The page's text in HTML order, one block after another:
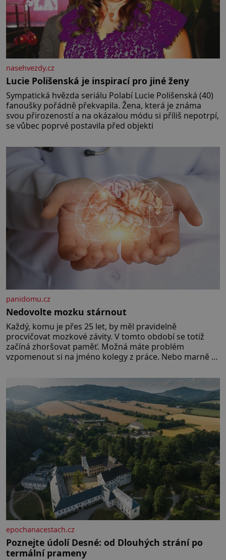
nasehvezdy.cz
Lucie Polišenská je inspirací pro jiné ženy
Sympatická hvězda seriálu Polabí Lucie Polišenská (40)
fanoušky pořádně překvapila. Žena, která je známa
svou přirozeností a na okázalou módu si příliš nepotrpí,
se vůbec poprvé postavila před objekti
panidomu.cz
Nedovolte mozku stárnout
Každý, komu je přes 25 let, by měl pravidelně
procvičovat mozkové závity. V tomto období se totiž
začíná zhoršovat paměť. Možná máte problém
vzpomenout si na jméno kolegy z práce. Nebo marně v
Je to opravdu tak, s věkem jako kdyby se paměť
rozhodla stávkovat. Cvičte
epochanacestach.cz
Poznejte údolí Desné: od Dlouhých strání po
termální prameny